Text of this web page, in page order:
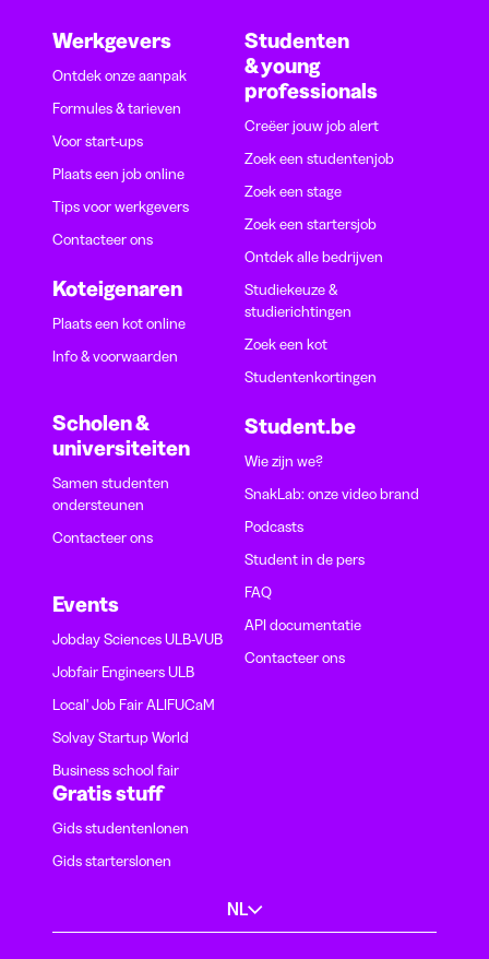
Werkgevers
Ontdek onze aanpak
Formules & tarieven
Voor start-ups
Plaats een job online
Tips voor werkgevers
Contacteer ons
Koteigenaren
Plaats een kot online
Info & voorwaarden
Scholen &
universiteiten
Samen studenten
ondersteunen
Contacteer ons
Events
Jobday Sciences ULB-VUB
Jobfair Engineers ULB
Local' Job Fair ALIFUCaM
Solvay Startup World
Business school fair
Studenten
& young
professionals
Creëer jouw job alert
Zoek een studentenjob
Zoek een stage
Zoek een startersjob
Ontdek alle bedrijven
Studiekeuze &
studierichtingen
Zoek een kot
Studentenkortingen
Student.be
Wie zijn we?
SnakLab: onze video brand
Podcasts
Student in de pers
FAQ
API documentatie
Contacteer ons
Gratis stuff
Gids studentenlonen
Gids starterslonen
NL